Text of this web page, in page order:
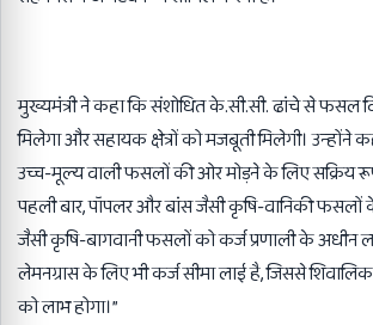
मुख्यमंत्री ने कहा कि संशोधित के.सी.सी. ढांचे से फसल
मिलेगा और सहायक क्षेत्रों को मजबूती मिलेगी। उन्होंने
उच्च-मूल्य वाली फसलों की ओर मोड़ने के लिए सक्रिय
पहली बार, पॉपलर और बांस जैसी कृषि-वानिकी
जैसी कृषि-बागवानी फसलों को कर्ज प्रणाली के अधीन
लेमनग्रास के लिए भी कर्ज सीमा लाई है, जिससे
को लाभ होगा।”